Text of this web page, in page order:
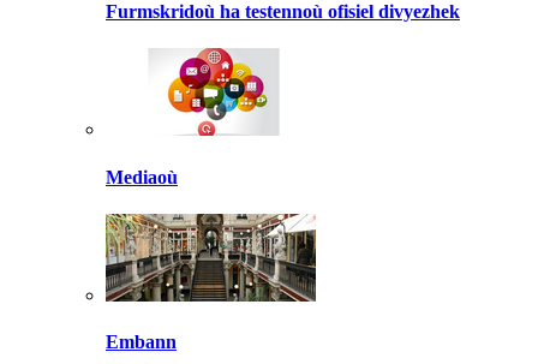
Furmskridoù ha testennoù ofisiel divyezhek
Mediaoù
Embann